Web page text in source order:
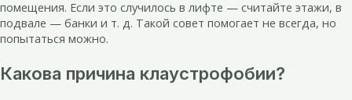
помещения. Если это случилось в лифте — считайте этажи, в
подвале — банки и т. д. Такой совет помогает не всегда, но
попытаться можно.
Какова причина клаустрофобии?